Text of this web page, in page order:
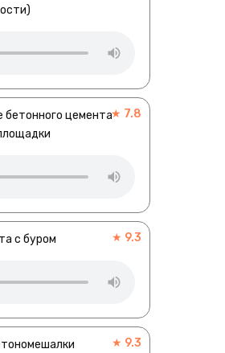
бетонного цемента★ 7.8
с буром ★ 9.3
★ 9.3